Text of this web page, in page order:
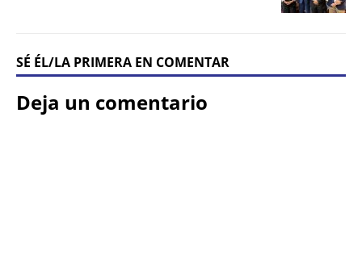
SÉ ÉL/LA PRIMERA EN COMENTAR
Deja un comentario